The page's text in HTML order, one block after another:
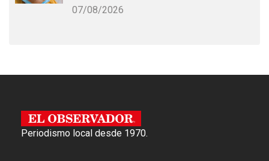
07/08/2026
Periodismo local desde 1970.